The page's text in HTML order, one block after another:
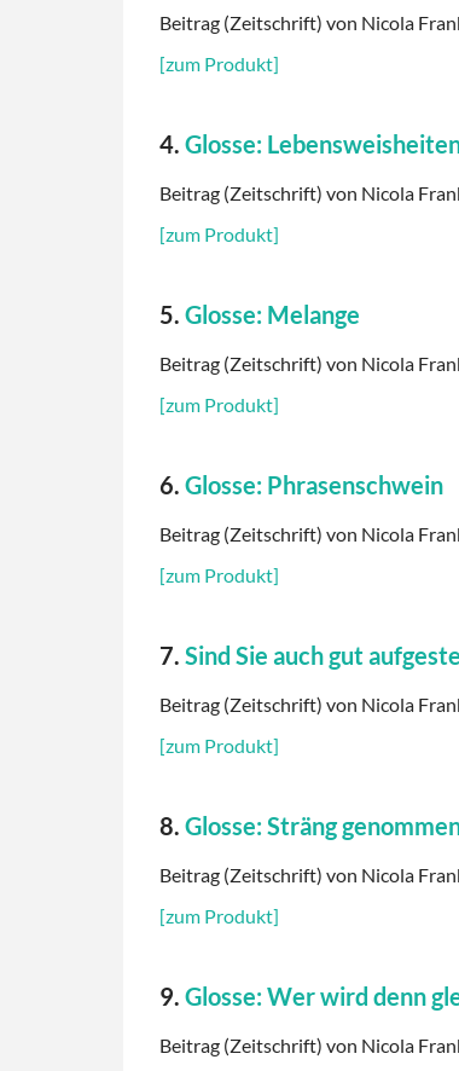
Beitrag (Zeitschrift) von Nicola
[zum Produkt]
4. Glosse:
Beitrag (Zeitschrift) von Nicola
[zum Produkt]
5. Glosse: Melange
Beitrag (Zeitschrift) von Nicola
[zum Produkt]
6. Glosse: Phrasenschwein
Beitrag (Zeitschrift) von Nicola
[zum Produkt]
7. Sind Sie auch gut
Beitrag (Zeitschrift) von Nicola
[zum Produkt]
8. Glosse: Sträng
Beitrag (Zeitschrift) von Nicola
[zum Produkt]
9. Glosse: Wer wird denn
Beitrag (Zeitschrift) von Nicola